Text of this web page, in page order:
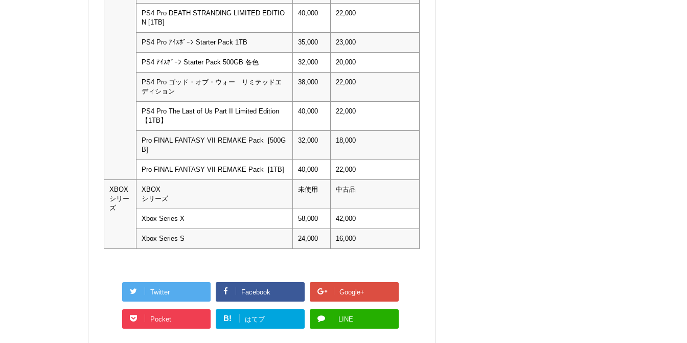
PS4 Pro DEATH STRANDING LIMITED EDITIO
N [1TB]
40,000 22,000
PS4 Pro ｱｲｽﾎﾞｰﾝ Starter Pack 1TB 35,000 23,000
PS4 ｱｲｽﾎﾞｰﾝ Starter Pack 500GB 各色 32,000 20,000
PS4 Pro ゴッド・オブ・ウォー リミテッドエ
ディション
38,000 22,000
PS4 Pro The Last of Us Part II Limited Edition
【1TB】
40,000 22,000
Pro FINAL FANTASY VII REMAKE Pack [500G
B]
32,000 18,000
Pro FINAL FANTASY VII REMAKE Pack [1TB] 40,000 22,000
XBOX
シリー
ズ
XBOX
シリーズ
未使用 中古品
Xbox Series X 58,000 42,000
Xbox Series S 24,000 16,000
Twitter Facebook Google+
Pocket B! はてブ LINE